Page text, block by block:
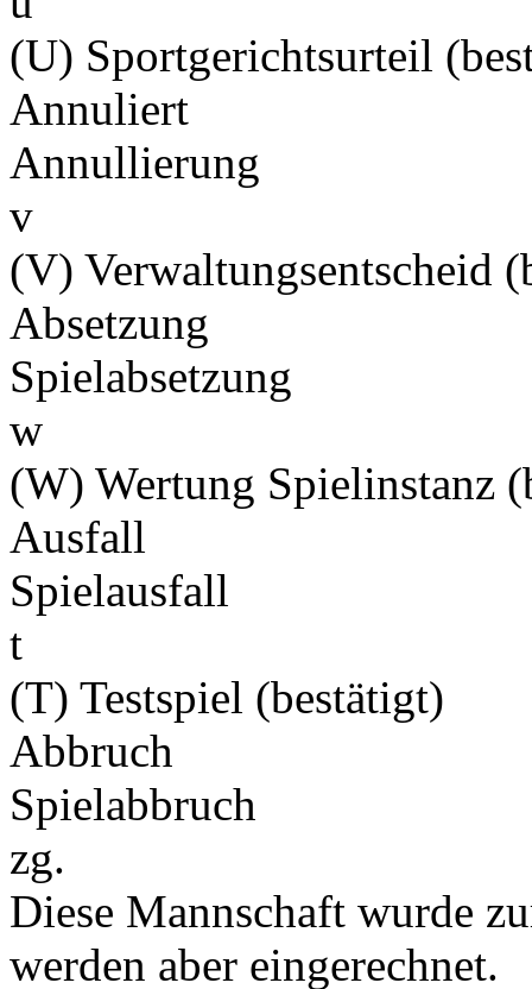
(U) Sportgerichtsurteil
Annuliert
Annullierung
v
(V) Verwaltungsentscheid
Absetzung
Spielabsetzung
w
(W) Wertung Spielinstanz
Ausfall
Spielausfall
t
(T) Testspiel (bestätigt)
Abbruch
Spielabbruch
zg.
Diese Mannschaft wurde
werden aber eingerechnet.